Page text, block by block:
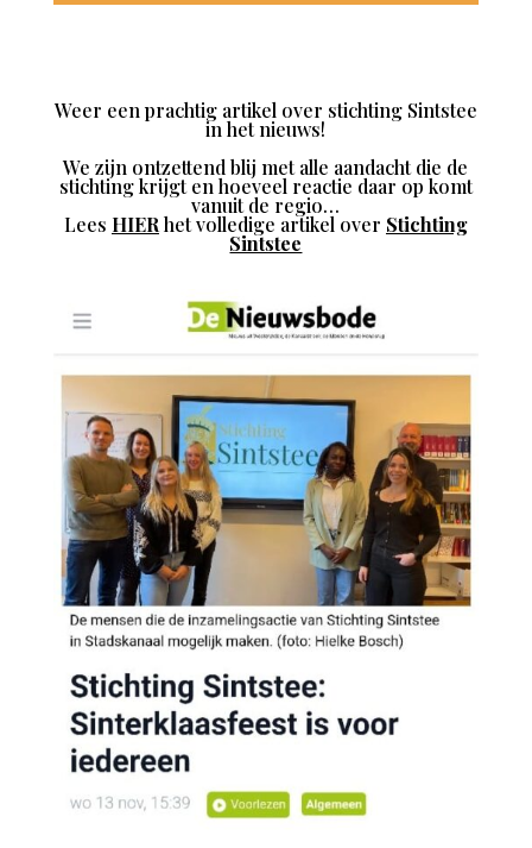
Weer een prachtig artikel over stichting Sintstee
in het nieuws!
We zijn ontzettend blij met alle aandacht die de
stichting krijgt en hoeveel reactie daar op komt
vanuit de regio…
Lees HIER het volledige artikel over Stichting
Sintstee